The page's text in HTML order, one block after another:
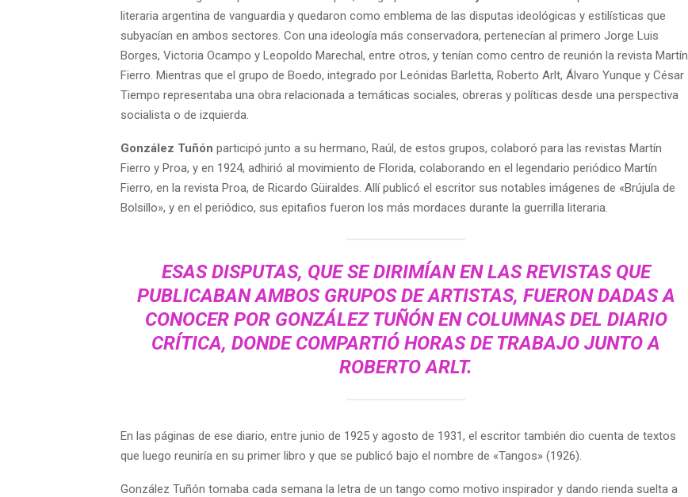
literaria argentina de vanguardia y quedaron como emblema de las disputas ideológicas y estilísticas que
subyacían en ambos sectores. Con una ideología más conservadora, pertenecían al primero Jorge Luis
Borges, Victoria Ocampo y Leopoldo Marechal, entre otros, y tenían como centro de reunión la revista Martín
Fierro. Mientras que el grupo de Boedo, integrado por Leónidas Barletta, Roberto Arlt, Álvaro Yunque y César
Tiempo representaba una obra relacionada a temáticas sociales, obreras y políticas desde una perspectiva
socialista o de izquierda.
González Tuñón participó junto a su hermano, Raúl, de estos grupos, colaboró para las revistas Martín
Fierro y Proa, y en 1924, adhirió al movimiento de Florida, colaborando en el legendario periódico Martín
Fierro, en la revista Proa, de Ricardo Güiraldes. Allí publicó el escritor sus notables imágenes de «Brújula de
Bolsillo», y en el periódico, sus epitafios fueron los más mordaces durante la guerrilla literaria.
ESAS DISPUTAS, QUE SE DIRIMÍAN EN LAS REVISTAS QUE
PUBLICABAN AMBOS GRUPOS DE ARTISTAS, FUERON DADAS A
CONOCER POR GONZÁLEZ TUÑÓN EN COLUMNAS DEL DIARIO
CRÍTICA, DONDE COMPARTIÓ HORAS DE TRABAJO JUNTO A
ROBERTO ARLT.
En las páginas de ese diario, entre junio de 1925 y agosto de 1931, el escritor también dio cuenta de textos
que luego reuniría en su primer libro y que se publicó bajo el nombre de «Tangos» (1926).
González Tuñón tomaba cada semana la letra de un tango como motivo inspirador y dando rienda suelta a